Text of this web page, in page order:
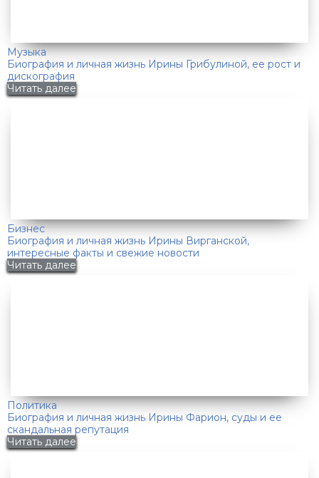
Музыка
Биография и личная жизнь Ирины Грибулиной, ее рост и
дискография
Читать далее
Бизнес
Биография и личная жизнь Ирины Вирганской,
интересные факты и свежие новости
Читать далее
Политика
Биография и личная жизнь Ирины Фарион, суды и ее
скандальная репутация
Читать далее